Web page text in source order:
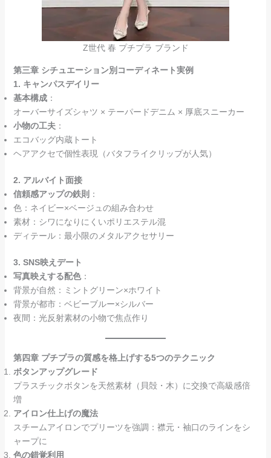
Z世代 春 プチプラ ブランド
第三章 シチュエーション別コーディネート実例
1. キャンパスデイリー
基本構成：
オーバーサイズシャツ × テーパードデニム × 厚底スニーカー
小物の工夫：
エコバッグ内蔵トート
ヘアアクセで個性表現（バタフライクリップが人気）
2. アルバイト面接
信頼感アップの鉄則 ：
色：ネイビー×ベージュの組み合わせ
素材：シワになりにくいポリエステル混
ディテール：最小限のメタルアクセサリー
3. SNS映えデート
写真映えする配色：
背景が自然：ミントグリーン×ホワイト
背景が都市：ベビーブルー×シルバー
夜間：光反射素材の小物で焦点作り
第四章 プチプラの質感を格上げする5つのテクニック
ボタンアップグレード
プラスチックボタンを天然素材（貝殻・木）に交換で高級感倍
増
アイロン仕上げの魔法
スチームアイロンでプリーツを強調：襟元・袖口のラインをシ
ャープに
色の錯覚利用